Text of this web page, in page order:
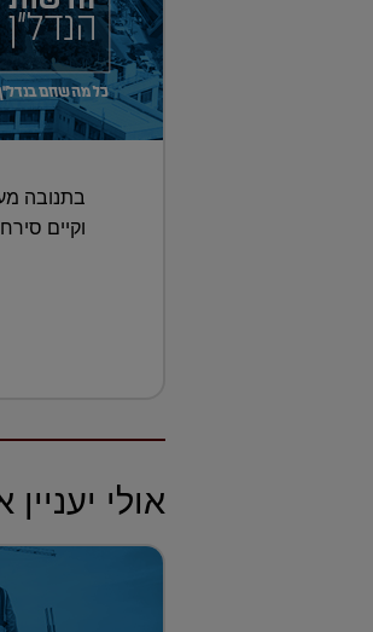
בתנובה
וקיים
אולי